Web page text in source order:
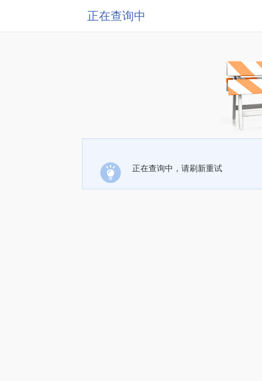
正在查询中
正在查询中，请刷新重试